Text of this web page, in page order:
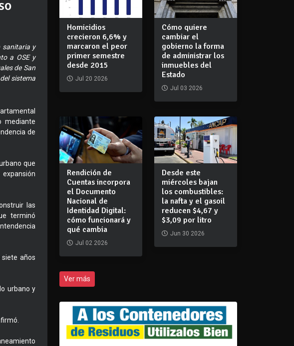
sanitaria y
a OSE y
de San
sistema
mediante
de
que
las
terminó
años
urbano y
Homicidios
crecieron 6,6% y
marcaron el peor
primer semestre
desde 2015
Jul 20 2026
Cómo quiere
cambiar el
gobierno la forma
de administrar los
inmuebles del
Estado
Jul 03 2026
Rendición de
Cuentas incorpora
el Documento
Nacional de
Identidad Digital:
cómo funcionará y
qué cambia
Jul 02 2026
Desde este
miércoles bajan
los combustibles:
la nafta y el gasoil
reducen $4,67 y
$3,09 por litro
Jun 30 2026
Ver más